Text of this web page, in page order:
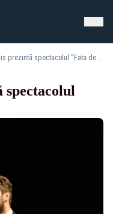
Grupul Skepsis prezintă spectacolul “Fata de Măritat”
spectacolul